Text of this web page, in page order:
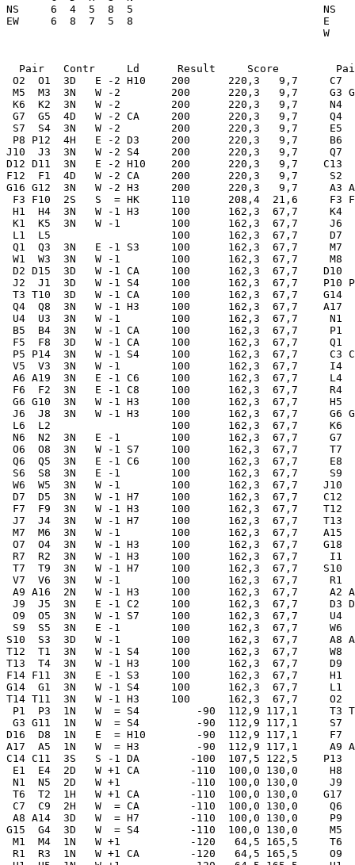
E5  E3  3N   N +3 S6     490      221,3   8,7
 P8 P12  4H   E -2 D3     200      220,3   9,7     B6  B2  3N   N +3 S2     490      221,3   8,7
J10  J3  3N   W -2 S4     200      220,3   9,7     Q7  Q2  3N   N +3 S2     490      221,3   8,7
D12 D11  3N   E -2 H10    200      220,3   9,7    C13  C4  3N   N +3 S6     490      221,3   8,7
F12  F1  4D   W -2 CA     200      220,3   9,7     S2  S1  3N   N +2        460      200,9  29,1
G16 G12  3N   W -2 H3     200      220,3   9,7     A3 A13  3N   N +2 S2     460      200,9  29,1
 F3 F10  2S   S  = HK     110      208,4  21,6     F3 F10  3N   N +2 D7     460      200,9  29,1
 H1  H4  3N   W -1 H3     100      162,3  67,7     K4  K3  3N   N +2        460      200,9  29,1
 K1  K5  3N   W -1        100      162,3  67,7     J6  J8  3N